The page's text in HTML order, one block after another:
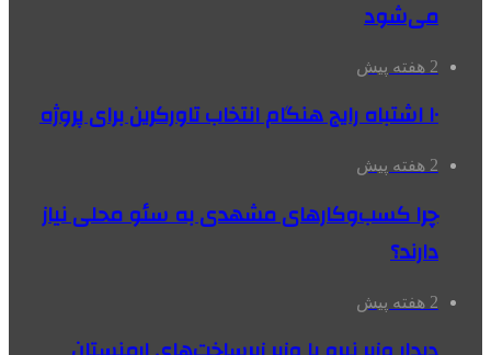
می‌شود
2 هفته پیش
۱۰ اشتباه رایج هنگام انتخاب تاورکرین برای پروژه
2 هفته پیش
چرا کسب‌وکارهای مشهدی به سئو محلی نیاز
دارند؟
2 هفته پیش